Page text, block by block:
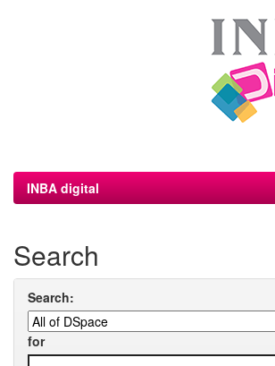
INBA digital
Search
Search:
for